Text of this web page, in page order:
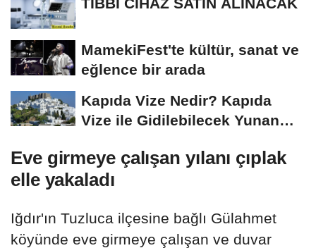
MamekiFest'te kültür, sanat ve
eğlence bir arada
Kapıda Vize Nedir? Kapıda
Vize ile Gidilebilecek Yunan
Eve girmeye çalışan yılanı çıplak
elle yakaladı
Iğdır'ın Tuzluca ilçesine bağlı Gülahmet
köyünde eve girmeye çalışan ve duvar